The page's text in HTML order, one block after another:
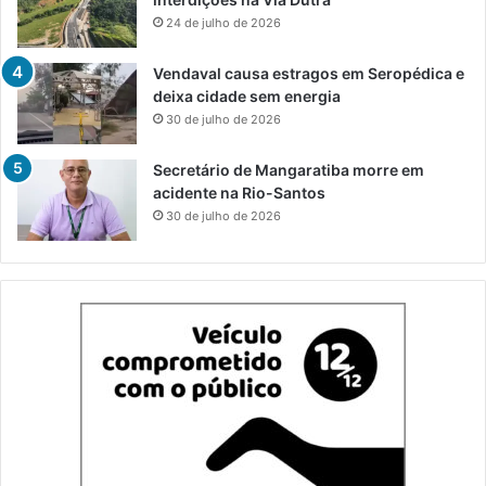
24 de julho de 2026
Vendaval causa estragos em Seropédica e
deixa cidade sem energia
30 de julho de 2026
Secretário de Mangaratiba morre em
acidente na Rio-Santos
30 de julho de 2026